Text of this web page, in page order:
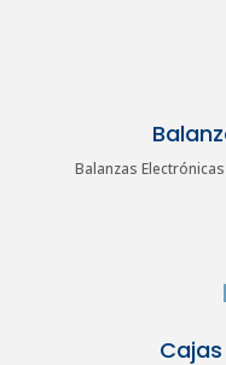
Balanzas